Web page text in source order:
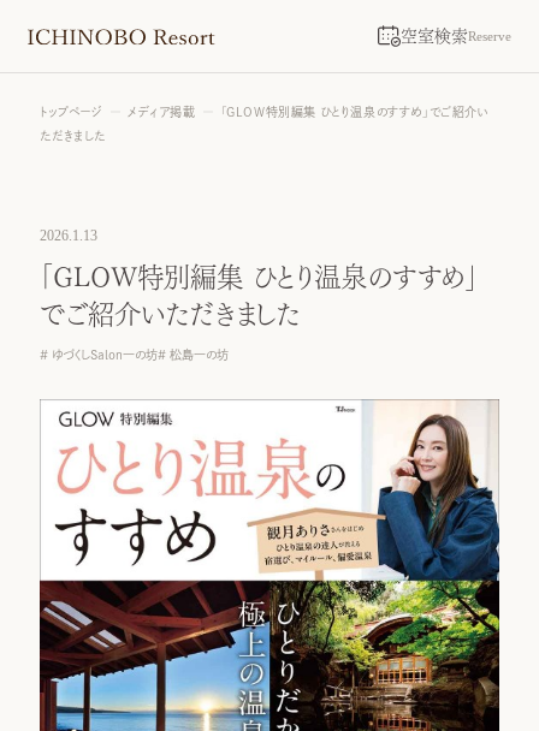
空室検索Reserve
トップページ メディア掲載
「GLOW特別編集 ひとり温泉のすすめ」でご紹介い
ただきました
2026.1.13
「GLOW特別編集 ひとり温泉のすすめ」
でご紹介いただきました
ゆづくしSalon一の坊 松島一の坊